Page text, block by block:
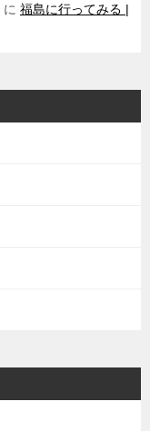
に 福島に行ってみる |